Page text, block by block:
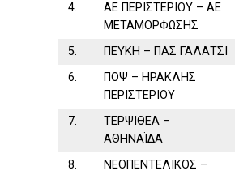
4.
ΑΕ ΠΕΡΙΣΤΕΡΙΟΥ – ΑΕ
ΜΕΤΑΜΟΡΦΩΣΗΣ
5. ΠΕΥΚΗ – ΠΑΣ ΓΑΛΑΤΣΙ
6.
ΠΟΨ – ΗΡΑΚΛΗΣ
ΠΕΡΙΣΤΕΡΙΟΥ
7.
ΤΕΡΨΙΘΕΑ –
ΑΘΗΝΑΪΔΑ
8.
ΝΕΟΠΕΝΤΕΛΙΚΟΣ –